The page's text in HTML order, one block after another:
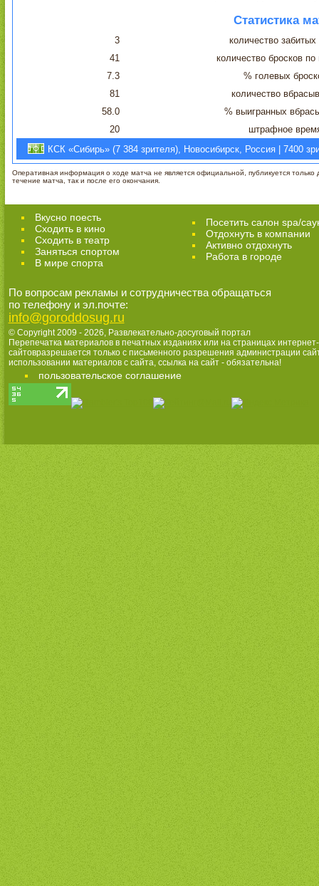
Статистика
3
количество
41
количество бросков по
7.3
% голевых
81
количество
58.0
% выигранных
20
штрафное
КСК «Сибирь» (7 384 зрителя), Новосибирск, Россия | 7400
Оперативная информация о ходе матча не является официальной, публикуется только
течение матча, так и после его окончания.
Вкусно поесть
Сходить в кино
Cходить в театр
Заняться спортом
В мире спорта
Посетить салон spa/
Отдохнуть в компании
Активно отдохнуть
Работа в городе
По вопросам рекламы и сотрудничества обращаться
по телефону и эл.почте:
info@goroddosug.ru
© Copyright 2009 - 2026, Развлекательно-досуговый портал
Перепечатка материалов в печатных изданиях или на страницах интернет-
сайтовразрешается только с письменного разрешения администрации
использовании материалов с сайта, ссылка на сайт - обязательна!
пользовательское соглашение